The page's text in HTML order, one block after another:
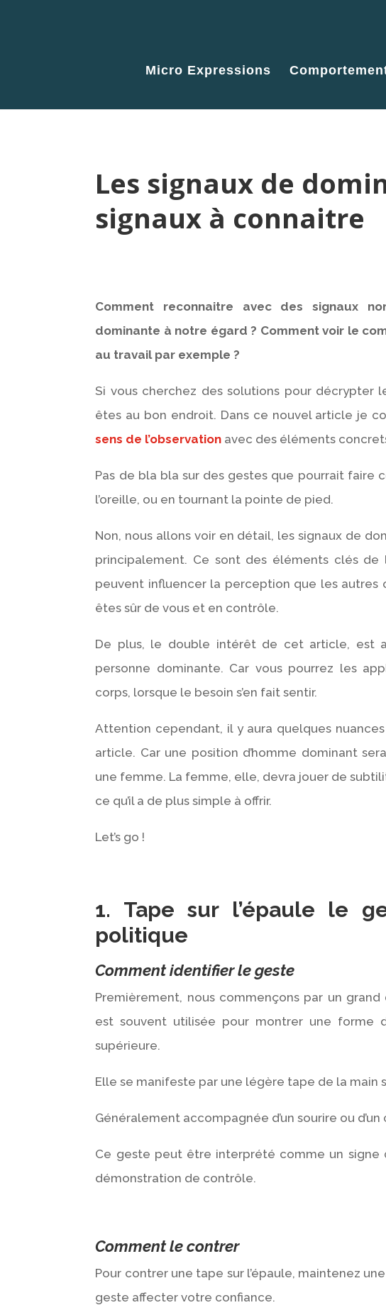
Micro Expressions
Les signaux de
signaux à connaitre
Comment reconnaitre avec des signaux
dominante à notre égard ? Comment voir le
au travail par exemple ?
Si vous cherchez des solutions pour décrypter
êtes au bon endroit. Dans ce nouvel article je
sens de l’observation avec des éléments
Pas de bla bla sur des gestes que pourrait faire
l’oreille, ou en tournant la pointe de pied.
Non, nous allons voir en détail, les signaux de
principalement. Ce sont des éléments clés de
peuvent influencer la perception que les autres
êtes sûr de vous et en contrôle.
De plus, le double intérêt de cet article, est
personne dominante. Car vous pourrez les
corps, lorsque le besoin s’en fait sentir.
Attention cependant, il y aura quelques
article. Car une position d’homme dominant
une femme. La femme, elle, devra jouer de
ce qu’il a de plus simple à offrir.
Let’s go !
1. Tape sur l’épaule le
politique
Comment identifier le geste
Premièrement, nous commençons par un grand
est souvent utilisée pour montrer une forme
supérieure.
Elle se manifeste par une légère tape de la main
Généralement accompagnée d’un sourire ou
Ce geste peut être interprété comme un signe
démonstration de contrôle.
Comment le contrer
Pour contrer une tape sur l’épaule, maintenez
geste affecter votre confiance.